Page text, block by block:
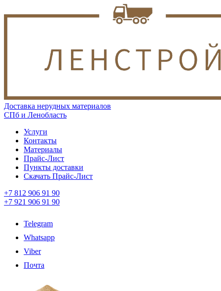
Доставка нерудных материалов
СПб и Ленобласть
Услуги
Контакты
Материалы
Прайс-Лист
Пункты доставки
Скачать Прайс-Лист
+7 812 906 91 90
+7 921 906 91 90
Telegram
Whatsapp
Viber
Почта